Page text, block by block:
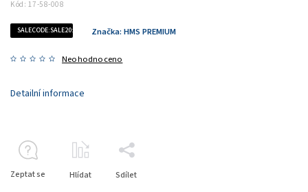
Kód: 17-58-008
SALECODE:SALE20:20:%
Neohodnoceno
Značka: HMS PREMIUM
Detailní informace
Zeptat se Hlídat Sdílet